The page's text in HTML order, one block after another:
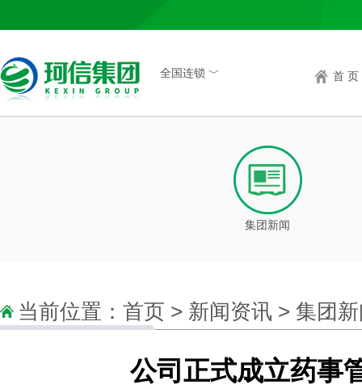
全国连锁 ﹀ 首 页
集团新闻
当前位置： 首页 > 新闻资讯 > 集团
公司正式成立药事